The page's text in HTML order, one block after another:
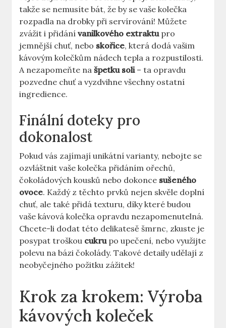
takže se nemusíte bát, že by se vaše kolečka
rozpadla na drobky při servírování! Můžete
zvážit i přidánívanilkového extraktupro
jemnější chuť, nebo skořice, která dodá vašim
kávovým kolečkům nádech tepla a rozpustilosti.
A nezapomeňte našpetku soli– ta opravdu
pozvedne chuť a vyzdvihne všechny ostatní
ingredience.
Finální doteky pro
dokonalost
Pokud vás zajímají unikátní varianty, nebojte se
ozvláštnit vaše kolečka přidáním ořechů,
čokoládových kousků nebo dokonce sušeného
ovoce. Každý z těchto prvků nejen skvěle doplní
chuť, ale také přidá texturu, díky které budou
vaše kávová kolečka opravdu nezapomenutelná.
Chcete-li dodat této delikatesě šmrnc, zkuste je
posypat troškou cukrupo upečení, nebo využijte
polevu na bázi čokolády. Takové detaily udělají z
neobyčejného požitku zážitek!
Krok za krokem: Výroba
kávových koleček